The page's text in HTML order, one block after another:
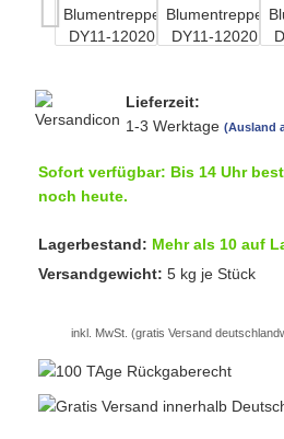
Lieferzeit:
1-3 Werktage (Ausland
Sofort verfügbar: Bis 14 Uhr
noch heute.
Lagerbestand: Mehr als 10 auf
Versandgewicht: 5 kg je Stück
inkl. MwSt. (gratis Versand